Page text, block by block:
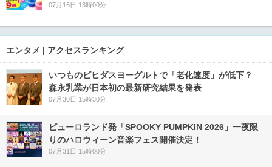
07月16日 13時00分
エンタメ | アクセスランキング
いつものビヒダスヨーグルトで「老化速度」が低下？
森永乳業が日本初の最新研究結果を発表
07月30日 15時30分
ピューロランド発「SPOOKY PUMPKIN 2026」一夜限
りのハロウィーン音楽フェス開催決定！
07月31日 15時00分